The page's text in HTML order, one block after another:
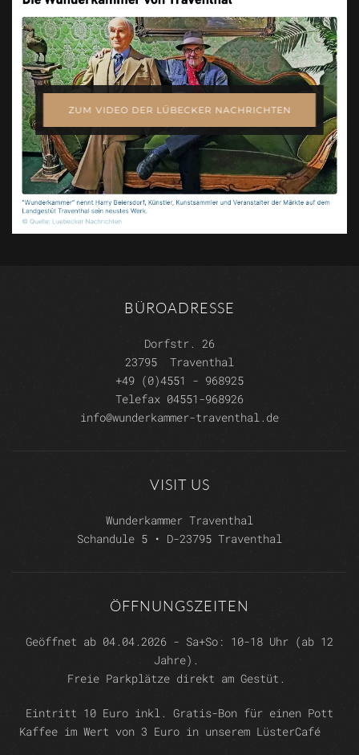
ZUM VIDEO DER LÜBECKER NACHRICHTEN
VISIT US
Wunderkammer Traventhal
Schandule 5 • D-23795 Traventhal
BÜROADRESSE
Dorfstr. 26
23795 Traventhal
+49 (0)4551 - 968925
Telefax 04551-968926
info@wunderkammer-traventhal.de
ÖFFNUNGSZEITEN
Geöffnet ab 04.04.2026 - Sa+So: 10-18 Uhr (ab 12
Jahre).
Freie Parkplätze direkt am Gestüt.
Eintritt 10 Euro inkl. Gratis-Bon für einen Pott
Kaffee im Wert von 3 Euro in unserem LüsterCafé